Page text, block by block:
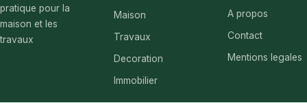
pratique pour la
maison et les
travaux
Maison
Travaux
Decoration
Immobilier
A propos
Contact
Mentions legales